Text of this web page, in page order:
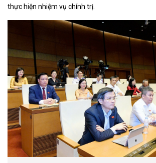
thực hiện nhiệm vụ chính trị.